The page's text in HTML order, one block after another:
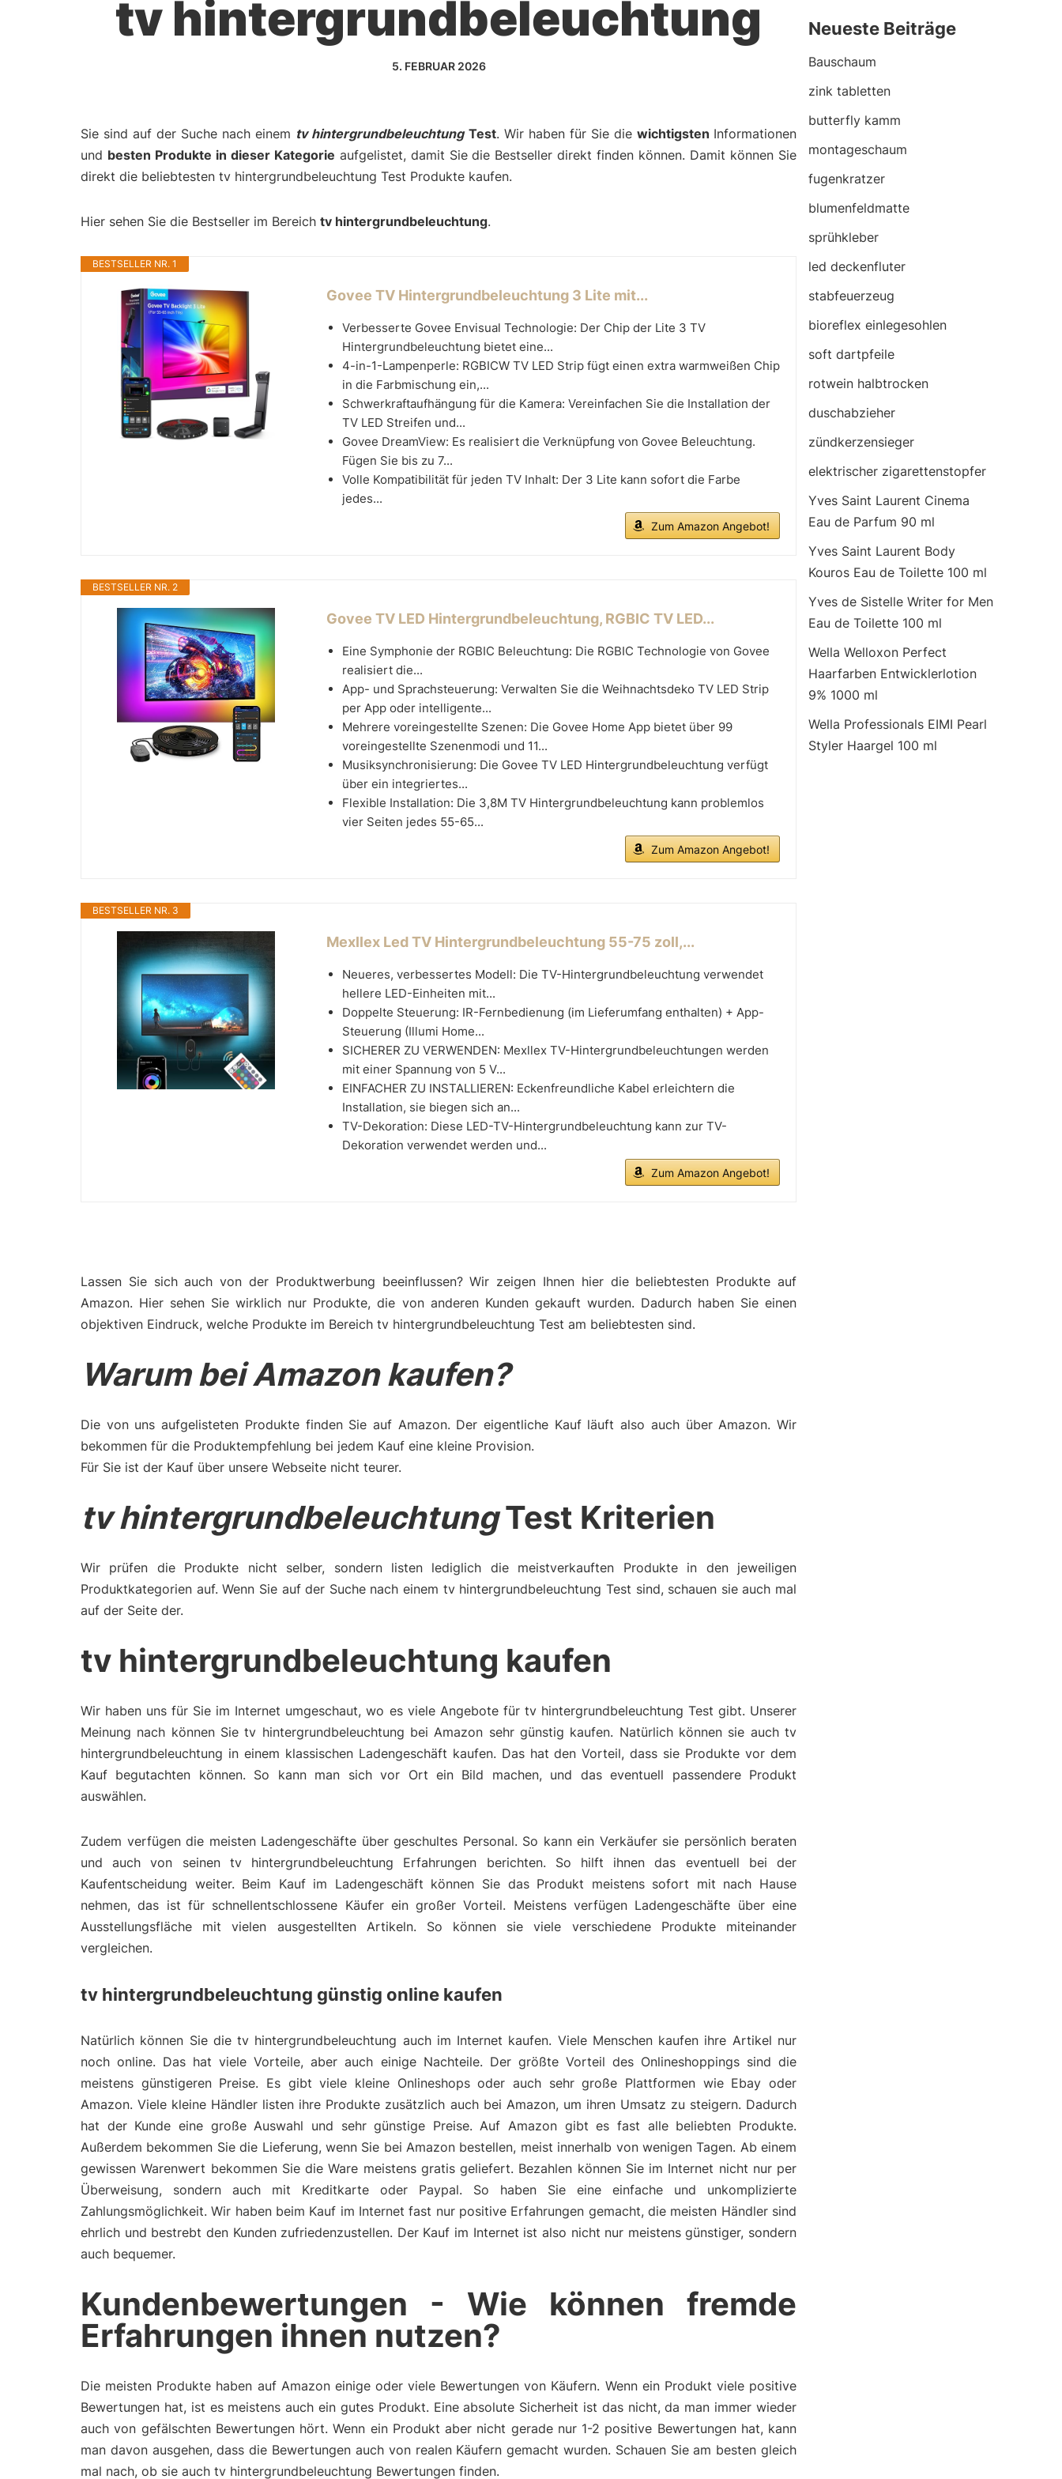
tv hintergrundbeleuchtung
5. FEBRUAR 2026
Sie sind auf der Suche nach einem tv hintergrundbeleuchtung Test. Wir haben für Sie die wichtigsten Informationen
und besten Produkte in dieser Kategorie aufgelistet, damit Sie die Bestseller direkt finden können. Damit können Sie
direkt die beliebtesten tv hintergrundbeleuchtung Test Produkte kaufen.
Hier sehen Sie die Bestseller im Bereich tv hintergrundbeleuchtung.
BESTSELLER NR. 1
Govee TV Hintergrundbeleuchtung 3 Lite mit...
Verbesserte Govee Envisual Technologie: Der Chip der Lite 3 TV
Hintergrundbeleuchtung bietet eine...
4-in-1-Lampenperle: RGBICW TV LED Strip fügt einen extra warmweißen Chip
in die Farbmischung ein,...
Schwerkraftaufhängung für die Kamera: Vereinfachen Sie die Installation der
TV LED Streifen und...
Govee DreamView: Es realisiert die Verknüpfung von Govee Beleuchtung.
Fügen Sie bis zu 7...
Volle Kompatibilität für jeden TV Inhalt: Der 3 Lite kann sofort die Farbe
jedes...
Zum Amazon Angebot!
BESTSELLER NR. 2
Govee TV LED Hintergrundbeleuchtung, RGBIC TV LED...
Eine Symphonie der RGBIC Beleuchtung: Die RGBIC Technologie von Govee
realisiert die...
App- und Sprachsteuerung: Verwalten Sie die Weihnachtsdeko TV LED Strip
per App oder intelligente...
Mehrere voreingestellte Szenen: Die Govee Home App bietet über 99
voreingestellte Szenenmodi und 11...
Musiksynchronisierung: Die Govee TV LED Hintergrundbeleuchtung verfügt
über ein integriertes...
Flexible Installation: Die 3,8M TV Hintergrundbeleuchtung kann problemlos
vier Seiten jedes 55-65...
Zum Amazon Angebot!
BESTSELLER NR. 3
Mexllex Led TV Hintergrundbeleuchtung 55-75 zoll,...
Neueres, verbessertes Modell: Die TV-Hintergrundbeleuchtung verwendet
hellere LED-Einheiten mit...
Doppelte Steuerung: IR-Fernbedienung (im Lieferumfang enthalten) + App-
Steuerung (Illumi Home...
SICHERER ZU VERWENDEN: Mexllex TV-Hintergrundbeleuchtungen werden
mit einer Spannung von 5 V...
EINFACHER ZU INSTALLIEREN: Eckenfreundliche Kabel erleichtern die
Installation, sie biegen sich an...
TV-Dekoration: Diese LED-TV-Hintergrundbeleuchtung kann zur TV-
Dekoration verwendet werden und...
Zum Amazon Angebot!
Lassen Sie sich auch von der Produktwerbung beeinflussen? Wir zeigen Ihnen hier die beliebtesten Produkte auf
Amazon. Hier sehen Sie wirklich nur Produkte, die von anderen Kunden gekauft wurden. Dadurch haben Sie einen
objektiven Eindruck, welche Produkte im Bereich tv hintergrundbeleuchtung Test am beliebtesten sind.
Warum bei Amazon kaufen?
Die von uns aufgelisteten Produkte finden Sie auf Amazon. Der eigentliche Kauf läuft also auch über Amazon. Wir
bekommen für die Produktempfehlung bei jedem Kauf eine kleine Provision.
Für Sie ist der Kauf über unsere Webseite nicht teurer.
tv hintergrundbeleuchtungTest Kriterien
Wir prüfen die Produkte nicht selber, sondern listen lediglich die meistverkauften Produkte in den jeweiligen
Produktkategorien auf. Wenn Sie auf der Suche nach einem tv hintergrundbeleuchtung Test sind, schauen sie auch mal
auf der Seite der.
tv hintergrundbeleuchtung kaufen
Wir haben uns für Sie im Internet umgeschaut, wo es viele Angebote für tv hintergrundbeleuchtung Test gibt. Unserer
Meinung nach können Sie tv hintergrundbeleuchtung bei Amazon sehr günstig kaufen. Natürlich können sie auch tv
hintergrundbeleuchtung in einem klassischen Ladengeschäft kaufen. Das hat den Vorteil, dass sie Produkte vor dem
Kauf begutachten können. So kann man sich vor Ort ein Bild machen, und das eventuell passendere Produkt
auswählen.
Zudem verfügen die meisten Ladengeschäfte über geschultes Personal. So kann ein Verkäufer sie persönlich beraten
und auch von seinen tv hintergrundbeleuchtung Erfahrungen berichten. So hilft ihnen das eventuell bei der
Kaufentscheidung weiter. Beim Kauf im Ladengeschäft können Sie das Produkt meistens sofort mit nach Hause
nehmen, das ist für schnellentschlossene Käufer ein großer Vorteil. Meistens verfügen Ladengeschäfte über eine
Ausstellungsfläche mit vielen ausgestellten Artikeln. So können sie viele verschiedene Produkte miteinander
vergleichen.
tv hintergrundbeleuchtung günstig online kaufen
Natürlich können Sie die tv hintergrundbeleuchtung auch im Internet kaufen. Viele Menschen kaufen ihre Artikel nur
noch online. Das hat viele Vorteile, aber auch einige Nachteile. Der größte Vorteil des Onlineshoppings sind die
meistens günstigeren Preise. Es gibt viele kleine Onlineshops oder auch sehr große Plattformen wie Ebay oder
Amazon. Viele kleine Händler listen ihre Produkte zusätzlich auch bei Amazon, um ihren Umsatz zu steigern. Dadurch
hat der Kunde eine große Auswahl und sehr günstige Preise. Auf Amazon gibt es fast alle beliebten Produkte.
Außerdem bekommen Sie die Lieferung, wenn Sie bei Amazon bestellen, meist innerhalb von wenigen Tagen. Ab einem
gewissen Warenwert bekommen Sie die Ware meistens gratis geliefert. Bezahlen können Sie im Internet nicht nur per
Überweisung, sondern auch mit Kreditkarte oder Paypal. So haben Sie eine einfache und unkomplizierte
Zahlungsmöglichkeit. Wir haben beim Kauf im Internet fast nur positive Erfahrungen gemacht, die meisten Händler sind
ehrlich und bestrebt den Kunden zufriedenzustellen. Der Kauf im Internet ist also nicht nur meistens günstiger, sondern
auch bequemer.
Kundenbewertungen - Wie können fremde
Erfahrungen ihnen nutzen?
Die meisten Produkte haben auf Amazon einige oder viele Bewertungen von Käufern. Wenn ein Produkt viele positive
Bewertungen hat, ist es meistens auch ein gutes Produkt. Eine absolute Sicherheit ist das nicht, da man immer wieder
auch von gefälschten Bewertungen hört. Wenn ein Produkt aber nicht gerade nur 1-2 positive Bewertungen hat, kann
man davon ausgehen, dass die Bewertungen auch von realen Käufern gemacht wurden. Schauen Sie am besten gleich
mal nach, ob sie auch tv hintergrundbeleuchtung Bewertungen finden.
Neueste Beiträge
Bauschaum
zink tabletten
butterfly kamm
montageschaum
fugenkratzer
blumenfeldmatte
sprühkleber
led deckenfluter
stabfeuerzeug
bioreflex einlegesohlen
soft dartpfeile
rotwein halbtrocken
duschabzieher
zündkerzensieger
elektrischer zigarettenstopfer
Yves Saint Laurent Cinema
Eau de Parfum 90 ml
Yves Saint Laurent Body
Kouros Eau de Toilette 100 ml
Yves de Sistelle Writer for Men
Eau de Toilette 100 ml
Wella Welloxon Perfect
Haarfarben Entwicklerlotion
9% 1000 ml
Wella Professionals EIMI Pearl
Styler Haargel 100 ml